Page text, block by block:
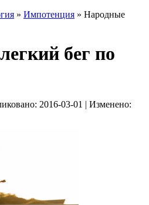
» Импотенция » Народные
бег по
2016-03-01 | Изменено: